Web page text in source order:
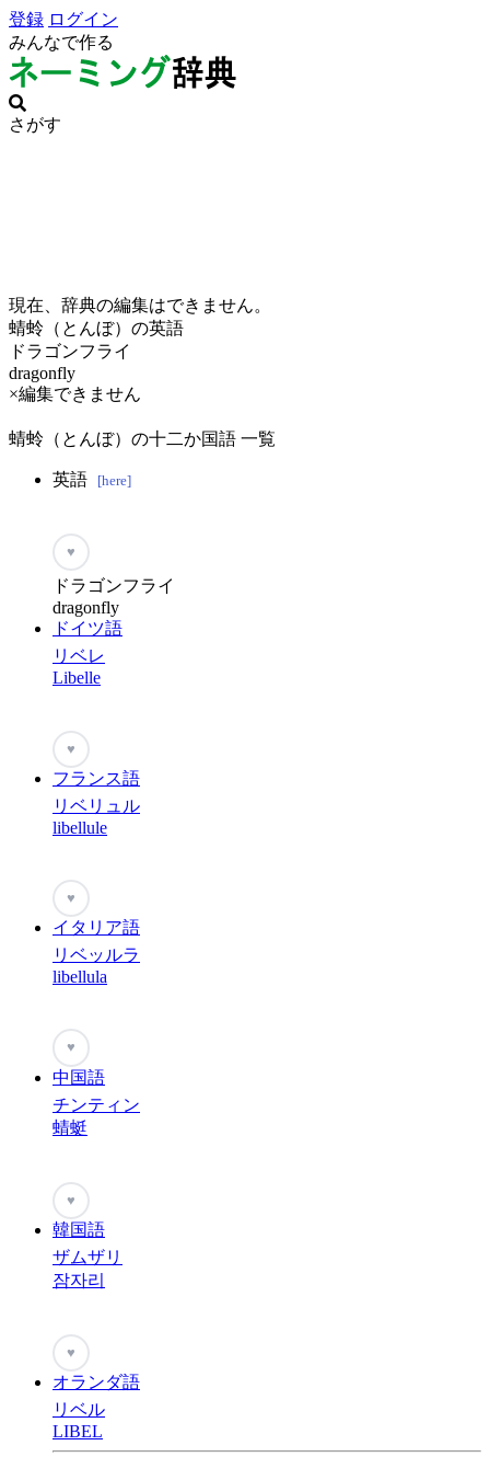
登録 ログイン
みんなで作る
さがす
現在、辞典の編集はできません。
蜻蛉（とんぼ）の英語
ドラゴンフライ
dragonfly
×編集できません
蜻蛉（とんぼ）の十二か国語 一覧
英語 [here]
♥
ドラゴンフライ
dragonfly
ドイツ語
リベレ
Libelle
♥
フランス語
リベリュル
libellule
♥
イタリア語
リベッルラ
libellula
♥
中国語
チンティン
蜻蜓
♥
韓国語
ザムザリ
잠자리
♥
オランダ語
リベル
LIBEL